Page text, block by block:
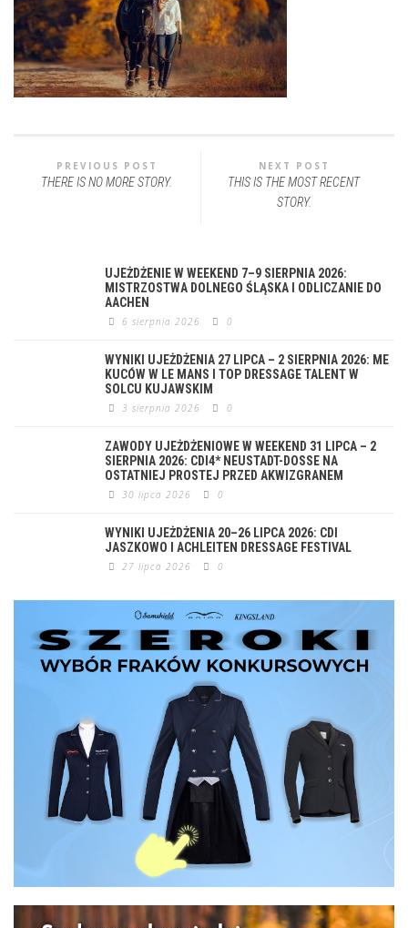
PREVIOUS POST
THERE IS NO MORE STORY.
NEXT POST
THIS IS THE MOST RECENT
STORY.
UJEŻDŻENIE W WEEKEND 7–9 SIERPNIA 2026:
MISTRZOSTWA DOLNEGO ŚLĄSKA I ODLICZANIE DO
AACHEN
6 sierpnia 2026 0
WYNIKI UJEŻDŻENIA 27 LIPCA – 2 SIERPNIA 2026: ME
KUCÓW W LE MANS I TOP DRESSAGE TALENT W
SOLCU KUJAWSKIM
3 sierpnia 2026 0
ZAWODY UJEŻDŻENIOWE W WEEKEND 31 LIPCA – 2
SIERPNIA 2026: CDI4* NEUSTADT-DOSSE NA
OSTATNIEJ PROSTEJ PRZED AKWIZGRANEM
30 lipca 2026 0
WYNIKI UJEŻDŻENIA 20–26 LIPCA 2026: CDI
JASZKOWO I ACHLEITEN DRESSAGE FESTIVAL
27 lipca 2026 0